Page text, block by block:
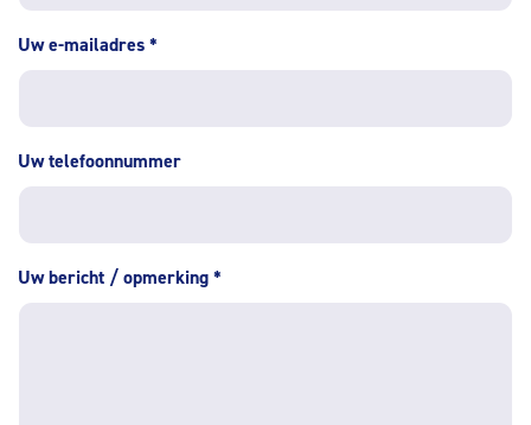
Uw e-mailadres*
Uw telefoonnummer
Uw bericht / opmerking*